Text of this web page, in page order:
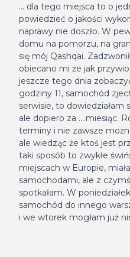
... dla tego miejsca to o
powiedzieć o jakości
naprawy nie doszło. W
domu na pomorzu, na
się mój Qashqai.
obiecano mi że jak
jeszcze tego dnia
godziny 11, samochód
serwisie, to dowiedziałam
ale dopiero za ....miesiąc.
terminy i nie zawsze
ale wiedząc że ktoś jest
taki sposób to zwykłe
miejscach w Europie,
samochodami, ale z
spotkałam. W
samochód do innego
i we wtorek mogłam już